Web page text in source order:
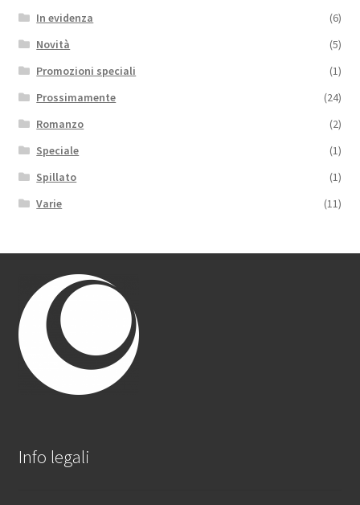
In evidenza
(6)
Novità
(5)
Promozioni speciali
(1)
Prossimamente
(24)
Romanzo
(2)
Speciale
(1)
Spillato
(1)
Varie
(11)
Info legali